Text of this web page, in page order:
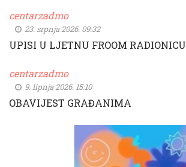
centarzadmo
23. srpnja 2026. 09:32
UPISI U LJETNU FROOM RADIONICU
centarzadmo
9. lipnja 2026. 15:10
OBAVIJEST GRAĐANIMA